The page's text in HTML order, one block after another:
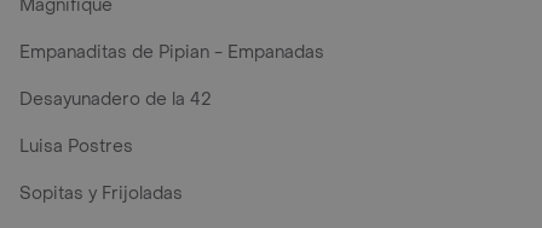
Magnifique
Empanaditas de Pipian - Empanadas
Desayunadero de la 42
Luisa Postres
Sopitas y Frijoladas